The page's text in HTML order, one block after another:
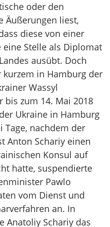
oder den
Äußerungen liest,
diese von einer
Stelle als Diplomat
ausübt. Doch
kurzem in Hamburg der
Wassyl
bis zum 14. Mai 2018
Ukraine in Hamburg
Tage, nachdem der
Anton Schariy einen
Konsul auf
hatte, suspendierte
Pawlo
vom Dienst und
an. In
Anatoliy Schariy das